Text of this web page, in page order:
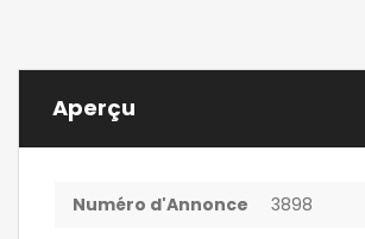
Aperçu
Numéro d'Annonce 3898